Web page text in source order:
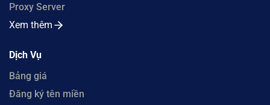
Proxy Server
Xem thêm
Dịch Vụ
Bảng giá
Đăng ký tên miền